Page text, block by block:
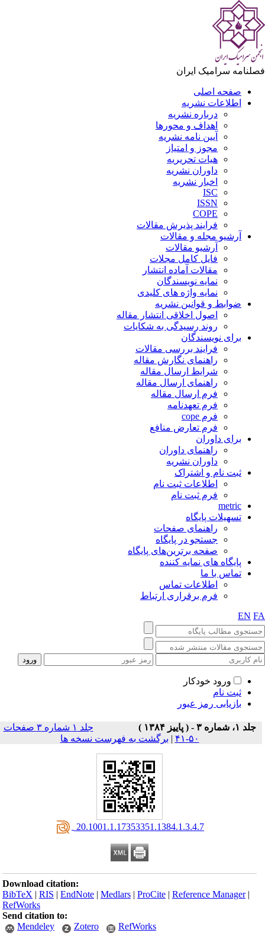
سرامیک ایران
صفحه اصلی
اطلاعات نشریه
درباره نشریه
اهداف و محورها
آیین نامه نشریه
مجوز و امتیاز
هیات تحریریه
داوران نشریه
اخبار نشریه
ISC
ISSN
COPE
فرایند پذیرش مقالات
آرشیو مجله و مقالات
آرشیو مقالات
فایل کامل مجلات
مقالات آماده انتشار
نمایه نویسندگان
نمایه واژه های کلیدی
ضوابط و قوانین نشریه
اصول اخلاقی انتشار مقاله
روند رسیدگی به شکایات
برای نویسندگان
فرایند بررسی مقالات
راهنمای نگارش مقاله
شرایط ارسال مقاله
راهنمای ارسال مقاله
فرم ارسال مقاله
فرم تعهدنامه
فرم cope
فرم تعارض منافع
برای داوران
راهنمای داوران
داوران نشریه
ثبت نام و اشتراک
اطلاعات ثبت نام
فرم ثبت نام
metric
تسهیلات پایگاه
راهنمای صفحات
جستجو در پایگاه
صفحه برترین‌های پایگاه
پایگاه های نمایه کننده
تماس با ما
اطلاعات تماس
فرم برقراری ارتباط
EN
ورود خودکار
ثبت نام
بازیابی رمز عبور
جلد ۱، شماره ۳ - ( پاييز ۱۳۸۴ )
جلد ۱ شماره ۳ صفحات
۵۰-۴۱
| برگشت به فهرست نسخه ها
‎ 20.1001.1.17353351.1384.1.3.4.7
Download citation:
BibTeX |RIS |EndNote |Medlars |ProCite |Reference Manager
RefWorks
Send citation to:
Mendeley
Zotero RefWorks